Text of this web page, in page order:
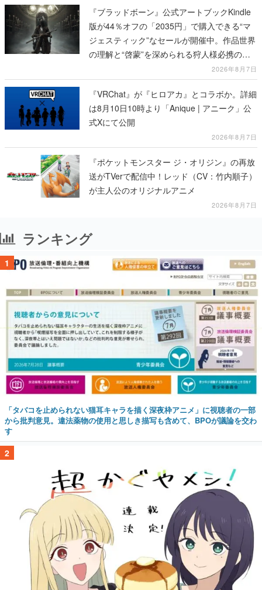
『ブラッドボーン』公式アートブックKindle
版が44％オフの「2035円」で購入できる“マ
ジェスティック”なセールが開催中。作品世界
の理解と“啓蒙”を深められる狩人様必携の一
2026年8月7日
『VRChat』が『ヒロアカ』とコラボか。詳細
は8月10日10時より「Anique | アニーク」公
式Xにて公開
2026年8月7日
『ポケットモンスター ジ・オリジン』の再放
送がTVerで配信中！レッド（CV：竹内順子）
が主人公のオリジナルアニメ
2026年8月7日
ランキング
1
「タバコを止められない猫耳キャラを描く深夜枠アニメ」に視聴者の一部
から批判意見。違法薬物の使用と思しき描写も含めて、BPOが議論を交わ
す
2